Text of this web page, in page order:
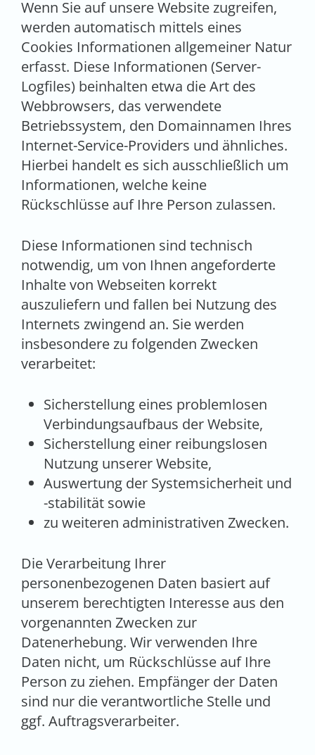
Wenn Sie auf unsere Website zugreifen,
werden automatisch mittels eines
Cookies Informationen allgemeiner Natur
erfasst. Diese Informationen (Server-
Logfiles) beinhalten etwa die Art des
Webbrowsers, das verwendete
Betriebssystem, den Domainnamen Ihres
Internet-Service-Providers und ähnliches.
Hierbei handelt es sich ausschließlich um
Informationen, welche keine
Rückschlüsse auf Ihre Person zulassen.
Diese Informationen sind technisch
notwendig, um von Ihnen angeforderte
Inhalte von Webseiten korrekt
auszuliefern und fallen bei Nutzung des
Internets zwingend an. Sie werden
insbesondere zu folgenden Zwecken
verarbeitet:
Sicherstellung eines problemlosen
Verbindungsaufbaus der Website,
Sicherstellung einer reibungslosen
Nutzung unserer Website,
Auswertung der Systemsicherheit und
-stabilität sowie
zu weiteren administrativen Zwecken.
Die Verarbeitung Ihrer
personenbezogenen Daten basiert auf
unserem berechtigten Interesse aus den
vorgenannten Zwecken zur
Datenerhebung. Wir verwenden Ihre
Daten nicht, um Rückschlüsse auf Ihre
Person zu ziehen. Empfänger der Daten
sind nur die verantwortliche Stelle und
ggf. Auftragsverarbeiter.